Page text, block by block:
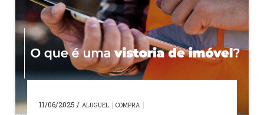
11/06/2025 / ALUGUEL COMPRA